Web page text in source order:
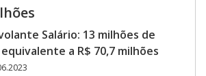
Salário: 13 milhões de
a R$ 70,7 milhões